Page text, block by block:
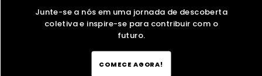
Junte-se a nós em uma jornada de descoberta
coletiva e inspire-se para contribuir com o
futuro.
COMECE AGORA!